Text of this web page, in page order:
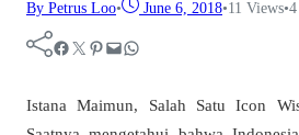
By Petrus Loo• June 6, 2018•11 Views•
Facebook Twitter Pinterest Mail WhatsApp
Istana Maimun, Salah Satu Icon